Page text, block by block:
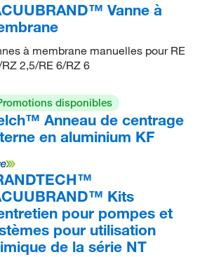
Vanne à
à membrane manuelles pour RE
2,5/RE 6/RZ 6
disponibles
Anneau de centrage
en aluminium KF
Kits
pour pompes et
pour utilisation
de la série NT